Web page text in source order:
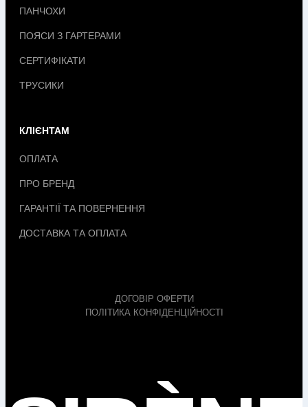
ПАНЧОХИ
ПОЯСИ З ГАРТЕРАМИ
СЕРТИФІКАТИ
ТРУСИКИ
КЛІЄНТАМ
ОПЛАТА
ПРО БРЕНД
ГАРАНТІЇ ТА ПОВЕРНЕННЯ
ДОСТАВКА ТА ОПЛАТА
ДОГОВІР ОФЕРТИ
ПОЛІТИКА КОНФІДЕНЦІЙНОСТІ